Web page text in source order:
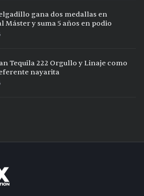
gana dos medallas en
Máster y suma 5 años en podio
Tequila 222 Orgullo y Linaje como
nayarita